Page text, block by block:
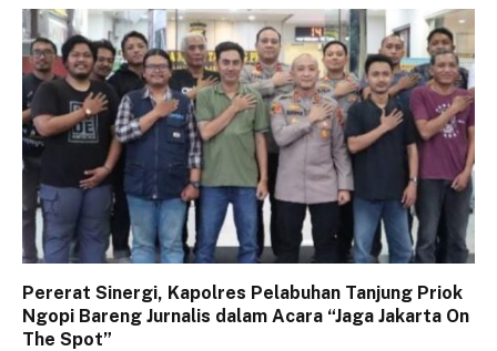
Pererat Sinergi, Kapolres Pelabuhan Tanjung Priok
Ngopi Bareng Jurnalis dalam Acara “Jaga Jakarta On
The Spot”